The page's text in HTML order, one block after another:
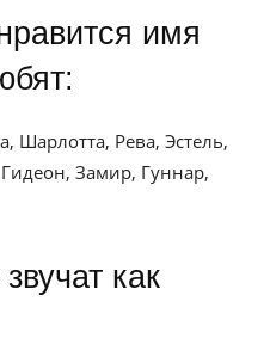
имя
Шарлотта, Рева, Эстель,
Замир, Гуннар,
как